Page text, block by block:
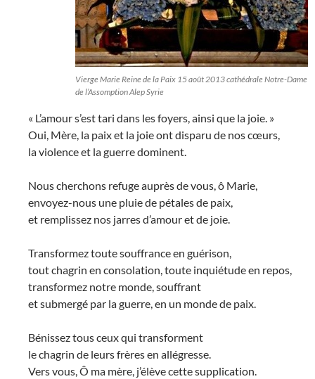
Vierge Marie Reine de la Paix 15 août 2013 cathédrale Notre-Dame
de l’Assomption Alep Syrie
« L’amour s’est tari dans les foyers, ainsi que la joie. »
Oui, Mère, la paix et la joie ont disparu de nos cœurs,
la violence et la guerre dominent.
Nous cherchons refuge auprès de vous, ô Marie,
envoyez-nous une pluie de pétales de paix,
et remplissez nos jarres d’amour et de joie.
Transformez toute souffrance en guérison,
tout chagrin en consolation, toute inquiétude en repos,
transformez notre monde, souffrant
et submergé par la guerre, en un monde de paix.
Bénissez tous ceux qui transforment
le chagrin de leurs frères en allégresse.
Vers vous, Ô ma mère, j’élève cette supplication.